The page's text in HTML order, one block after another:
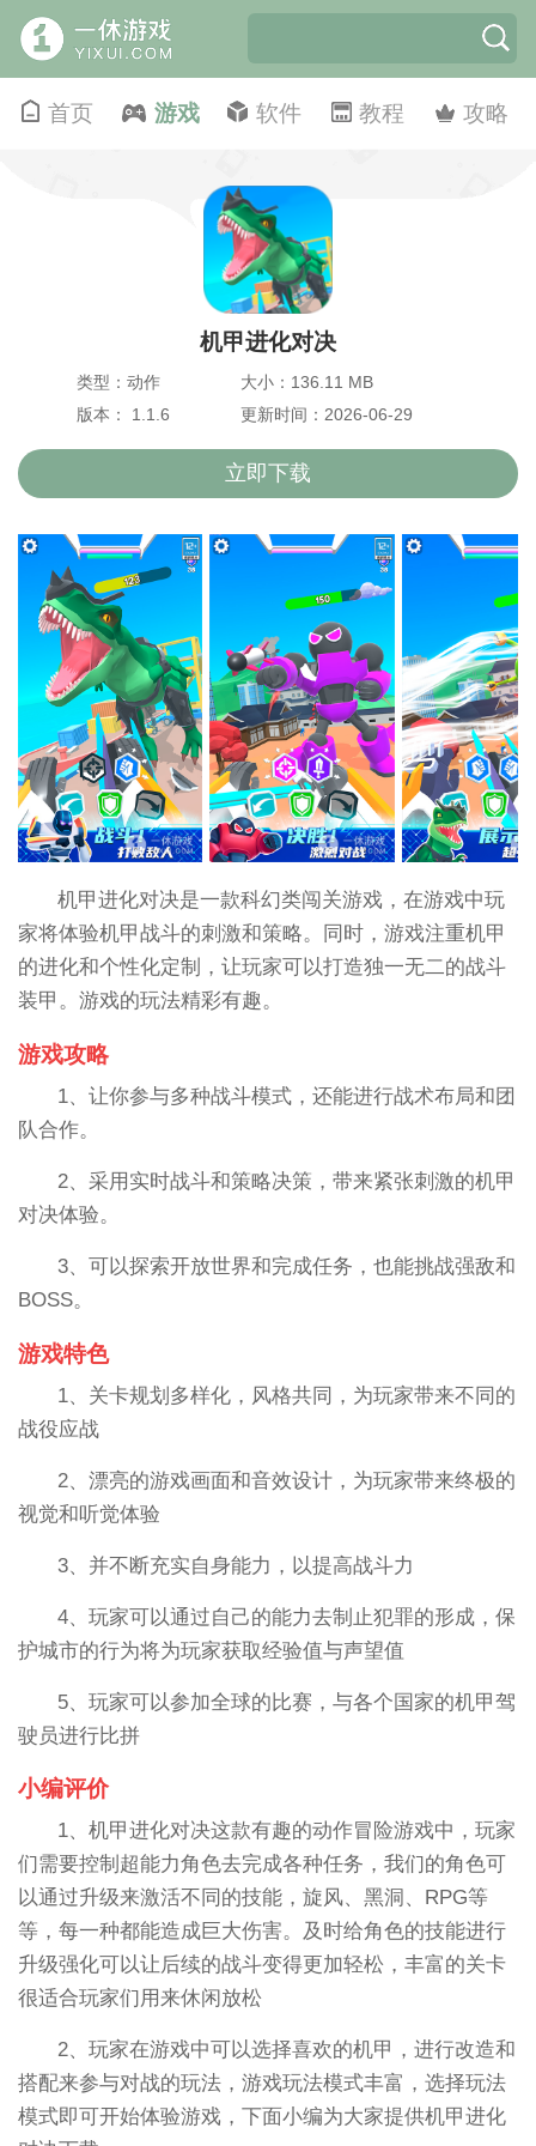
首页 游戏 软件 教程 攻略
机甲进化对决
类型：动作
大小：136.11 MB
版本： 1.1.6
更新时间：2026-06-29
立即下载
机甲进化对决是一款科幻类闯关游戏，在游戏中玩
家将体验机甲战斗的刺激和策略。同时，游戏注重机甲
的进化和个性化定制，让玩家可以打造独一无二的战斗
装甲。游戏的玩法精彩有趣。
游戏攻略
1、让你参与多种战斗模式，还能进行战术布局和团
队合作。
2、采用实时战斗和策略决策，带来紧张刺激的机甲
对决体验。
3、可以探索开放世界和完成任务，也能挑战强敌和
BOSS。
游戏特色
1、关卡规划多样化，风格共同，为玩家带来不同的
战役应战
2、漂亮的游戏画面和音效设计，为玩家带来终极的
视觉和听觉体验
3、并不断充实自身能力，以提高战斗力
4、玩家可以通过自己的能力去制止犯罪的形成，保
护城市的行为将为玩家获取经验值与声望值
5、玩家可以参加全球的比赛，与各个国家的机甲驾
驶员进行比拼
小编评价
1、机甲进化对决这款有趣的动作冒险游戏中，玩家
们需要控制超能力角色去完成各种任务，我们的角色可
以通过升级来激活不同的技能，旋风、黑洞、RPG等
等，每一种都能造成巨大伤害。及时给角色的技能进行
升级强化可以让后续的战斗变得更加轻松，丰富的关卡
很适合玩家们用来休闲放松
2、玩家在游戏中可以选择喜欢的机甲，进行改造和
搭配来参与对战的玩法，游戏玩法模式丰富，选择玩法
模式即可开始体验游戏，下面小编为大家提供机甲进化